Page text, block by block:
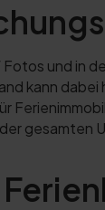
Fotos und in
kann
gesamten